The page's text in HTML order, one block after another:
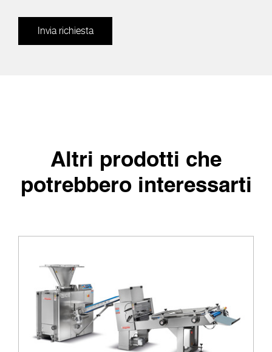
Invia richiesta
Altri prodotti che
potrebbero interessarti